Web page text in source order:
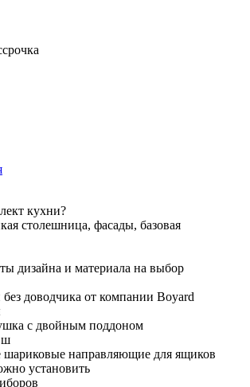
кухни?
столешница, фасады, базовая
дизайна и материала на выбор
доводчика от компании Boyard
с двойным поддоном
направляющие для ящиков
установить